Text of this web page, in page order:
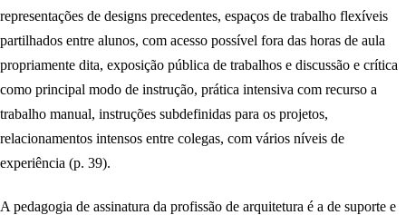
representações de designs precedentes, espaços de trabalho flexíveis
partilhados entre alunos, com acesso possível fora das horas de aula
propriamente dita, exposição pública de trabalhos e discussão e crítica
como principal modo de instrução, prática intensiva com recurso a
trabalho manual, instruções subdefinidas para os projetos,
relacionamentos intensos entre colegas, com vários níveis de
experiência (p. 39).
A pedagogia de assinatura da profissão de arquitetura é a de suporte e